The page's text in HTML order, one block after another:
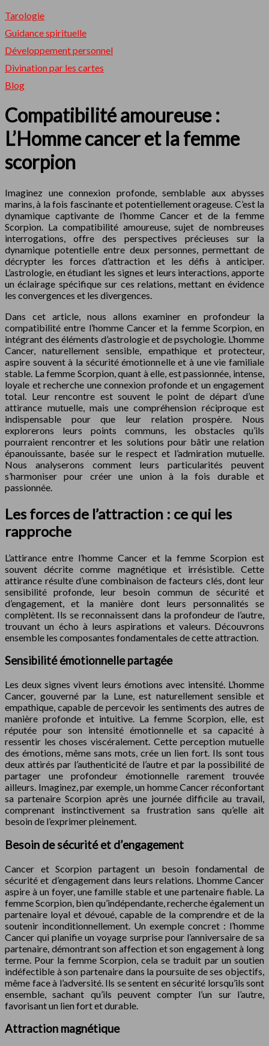
Tarologie
Guidance spirituelle
Développement personnel
Divination par les cartes
Blog
Compatibilité amoureuse :
L’Homme cancer et la femme
scorpion
Imaginez une connexion profonde, semblable aux abysses
marins, à la fois fascinante et potentiellement orageuse. C’est la
dynamique captivante de l’homme Cancer et de la femme
Scorpion. La compatibilité amoureuse, sujet de nombreuses
interrogations, offre des perspectives précieuses sur la
dynamique potentielle entre deux personnes, permettant de
décrypter les forces d’attraction et les défis à anticiper.
L’astrologie, en étudiant les signes et leurs interactions, apporte
un éclairage spécifique sur ces relations, mettant en évidence
les convergences et les divergences.
Dans cet article, nous allons examiner en profondeur la
compatibilité entre l’homme Cancer et la femme Scorpion, en
intégrant des éléments d’astrologie et de psychologie. L’homme
Cancer, naturellement sensible, empathique et protecteur,
aspire souvent à la sécurité émotionnelle et à une vie familiale
stable. La femme Scorpion, quant à elle, est passionnée, intense,
loyale et recherche une connexion profonde et un engagement
total. Leur rencontre est souvent le point de départ d’une
attirance mutuelle, mais une compréhension réciproque est
indispensable pour que leur relation prospère. Nous
explorerons leurs points communs, les obstacles qu’ils
pourraient rencontrer et les solutions pour bâtir une relation
épanouissante, basée sur le respect et l’admiration mutuelle.
Nous analyserons comment leurs particularités peuvent
s’harmoniser pour créer une union à la fois durable et
passionnée.
Les forces de l’attraction : ce qui les
rapproche
L’attirance entre l’homme Cancer et la femme Scorpion est
souvent décrite comme magnétique et irrésistible. Cette
attirance résulte d’une combinaison de facteurs clés, dont leur
sensibilité profonde, leur besoin commun de sécurité et
d’engagement, et la manière dont leurs personnalités se
complètent. Ils se reconnaissent dans la profondeur de l’autre,
trouvant un écho à leurs aspirations et valeurs. Découvrons
ensemble les composantes fondamentales de cette attraction.
Sensibilité émotionnelle partagée
Les deux signes vivent leurs émotions avec intensité. L’homme
Cancer, gouverné par la Lune, est naturellement sensible et
empathique, capable de percevoir les sentiments des autres de
manière profonde et intuitive. La femme Scorpion, elle, est
réputée pour son intensité émotionnelle et sa capacité à
ressentir les choses viscéralement. Cette perception mutuelle
des émotions, même sans mots, crée un lien fort. Ils sont tous
deux attirés par l’authenticité de l’autre et par la possibilité de
partager une profondeur émotionnelle rarement trouvée
ailleurs. Imaginez, par exemple, un homme Cancer réconfortant
sa partenaire Scorpion après une journée difficile au travail,
comprenant instinctivement sa frustration sans qu’elle ait
besoin de l’exprimer pleinement.
Besoin de sécurité et d’engagement
Cancer et Scorpion partagent un besoin fondamental de
sécurité et d’engagement dans leurs relations. L’homme Cancer
aspire à un foyer, une famille stable et une partenaire fiable. La
femme Scorpion, bien qu’indépendante, recherche également un
partenaire loyal et dévoué, capable de la comprendre et de la
soutenir inconditionnellement. Un exemple concret : l’homme
Cancer qui planifie un voyage surprise pour l’anniversaire de sa
partenaire, démontrant son affection et son engagement à long
terme. Pour la femme Scorpion, cela se traduit par un soutien
indéfectible à son partenaire dans la poursuite de ses objectifs,
même face à l’adversité. Ils se sentent en sécurité lorsqu’ils sont
ensemble, sachant qu’ils peuvent compter l’un sur l’autre,
favorisant un lien fort et durable.
Attraction magnétique